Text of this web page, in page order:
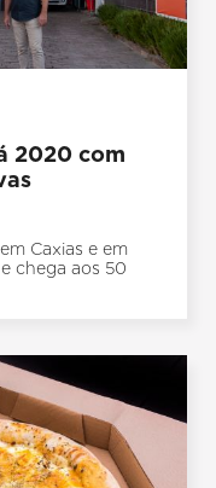
2020 com
Caxias e em
chega aos 50